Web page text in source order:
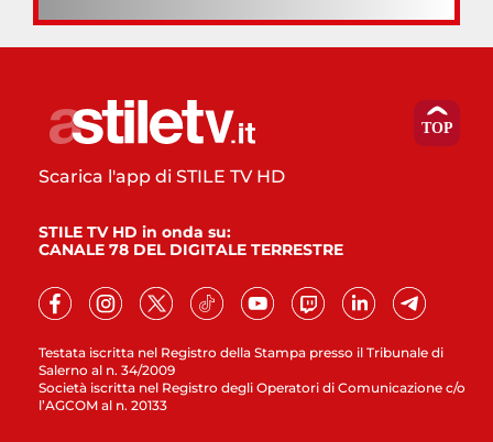
Testata iscritta nel Registro della Stampa presso il Tribunale di
Salerno al n. 34/2009
Società iscritta nel Registro degli Operatori di Comunicazione c/o
l’AGCOM al n. 20133
Scarica l'app di STILE TV HD
STILE TV HD in onda su:
CANALE 78 DEL DIGITALE TERRESTRE